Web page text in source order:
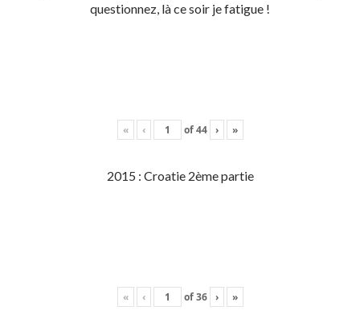
questionnez, là ce soir je fatigue !
« ‹ of44 › »
2015 : Croatie 2ème partie
« ‹ of36 › »